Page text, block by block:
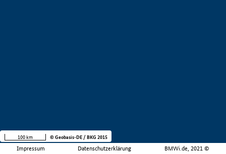
Impressum Datenschutzerklärung BMWi.de, 2021 ©
100 km © Geobasis-DE / BKG 2015